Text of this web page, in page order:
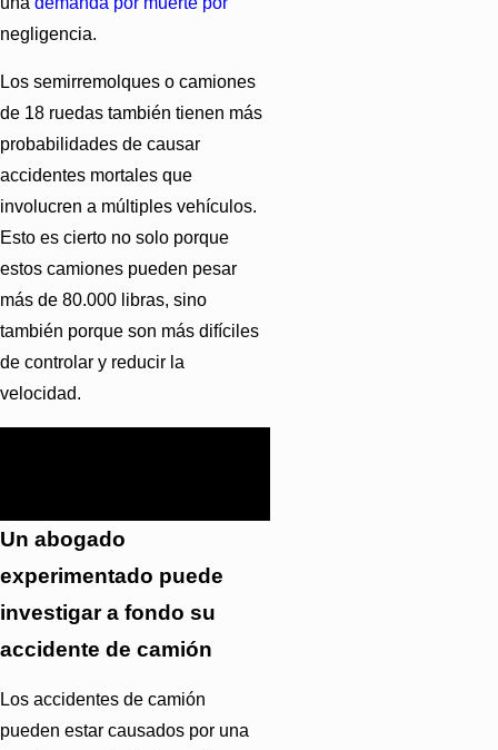
negligencia.
Los semirremolques o camiones
de 18 ruedas también tienen más
probabilidades de causar
accidentes mortales que
involucren a múltiples vehículos.
Esto es cierto no solo porque
estos camiones pueden pesar
más de 80.000 libras, sino
también porque son más difíciles
de controlar y reducir la
velocidad.
Un abogado
experimentado puede
investigar a fondo su
accidente de camión
Los accidentes de camión
pueden estar causados por una